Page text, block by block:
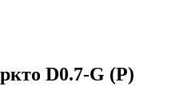
D0.7-G (P)